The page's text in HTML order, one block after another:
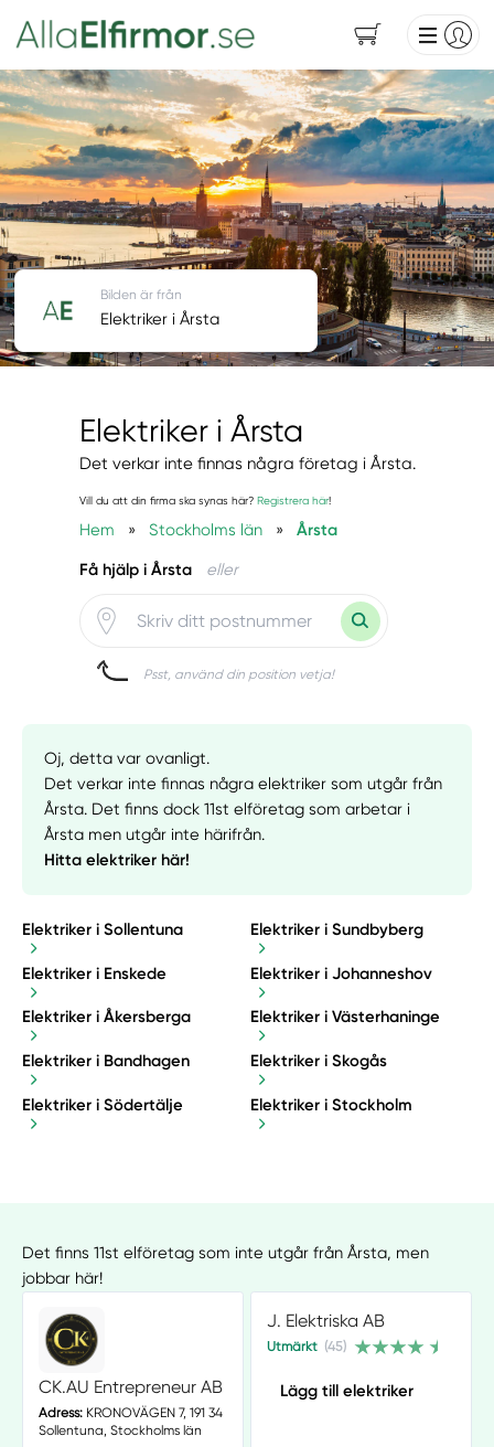
Elektriker i Årsta
Det verkar inte finnas några företag i Årsta.
Vill du att din firma ska synas här? Registrera här!
Hem » Stockholms län » Årsta
Få hjälp i Årsta eller
Psst, använd din position vetja!
Bilden är från
Elektriker i Årsta
Oj, detta var ovanligt.
Det verkar inte finnas några elektriker som utgår från
Årsta. Det finns dock 11st elföretag som arbetar i
Årsta men utgår inte härifrån.
Hitta elektriker här!
Elektriker i Sollentuna Elektriker i Sundbyberg
Elektriker i Enskede Elektriker i Johanneshov
Elektriker i Åkersberga Elektriker i Västerhaninge
Elektriker i Bandhagen Elektriker i Skogås
Elektriker i Södertälje Elektriker i Stockholm
Det finns 11st elföretag som inte utgår från Årsta, men
jobbar här!
CK.AU Entrepreneur AB
Adress:KRONOVÄGEN 7, 191 34
Sollentuna, Stockholms län
J. Elektriska AB
Utmärkt (45)
Lägg till elektriker